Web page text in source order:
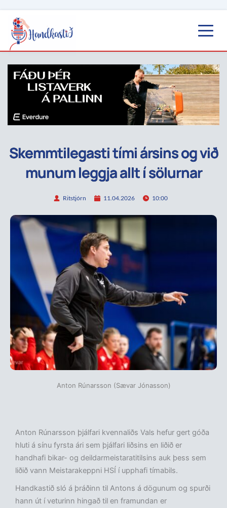
Skemmtilegasti tími ársins og við
munum leggja allt í sölurnar
Ritstjórn 11.04.2026 10:00
Anton Rúnarsson (Sævar Jónasson)
Anton Rúnarsson þjálfari kvennaliðs Vals hefur gert góða
hluti á sínu fyrsta ári sem þjálfari liðsins en liðið er
handhafi bikar- og deildarmeistaratitilsins auk þess sem
liðið vann Meistarakeppni HSÍ í upphafi tímabils.
Handkastið sló á þráðinn til Antons á dögunum og spurði
hann út í veturinn hingað til en framundan er